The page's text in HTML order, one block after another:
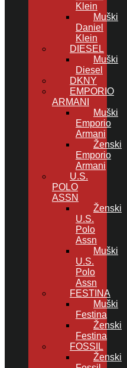
Klein
Muški
Daniel
Klein
DIESEL
Muški
Diesel
DKNY
EMPORIO
ARMANI
Muški
Emporio
Armani
Ženski
Emporio
Armani
U.S.
POLO
ASSN
Ženski
U.S.
Polo
Assn
Muški
U.S.
Polo
Assn
FESTINA
Muški
Festina
Ženski
Festina
FOSSIL
Ženski